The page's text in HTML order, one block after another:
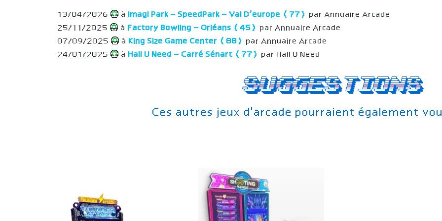
Suggestions
Ces autres jeux d'arcade pourraient également
13/04/2026 à Imagi Park – SpeedPark – Val D’europe (77) par Annuaire Arcade
25/11/2025
à Factory Bowling – Orléans (45) par Annuaire Arcade
07/09/2025
à King Size Game Center (88) par Annuaire Arcade
24/01/2025
à Hall U Need – Carré Sénart (77) par Hall U Need